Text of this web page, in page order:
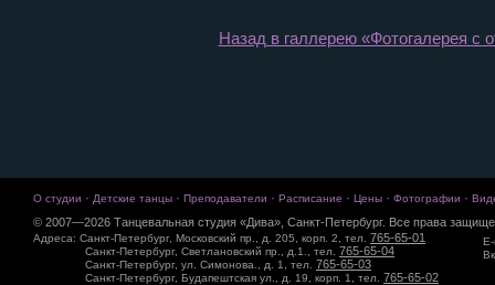
Назад в галлерею «Фотогалерея с
О студии · Детские танцы · Преподаватели · Расписание · Цены · Фотографии ·
© 2007—2026 Танцевальная студия «Дива», Санкт-Петербург. Все права
Адреса: Санкт-Петербург, Московский пр., д. 205, корп. 2, тел. 765-65-01
Санкт-Петербург, Светлановский пр., д.1., тел. 765-65-04
Санкт-Петербург, ул. Симонова., д. 1, тел. 765-65-03
Санкт-Петербург, Будапештская ул., д. 19, корп. 1, тел. 765-65-02